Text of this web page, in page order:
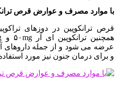
با موارد مصرف و عوارض قرص
عرضه می شود و از جمله داروهای
و برای درمان جنون نیز مورد